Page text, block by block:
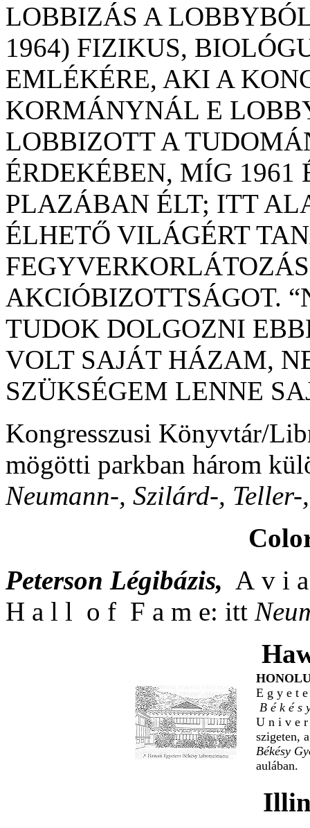
LOBBIZÁS A
1964) FIZIKUS,
EMLÉKÉRE, AKI A
KORMÁNYNÁL E
LOBBIZOTT A
ÉRDEKÉBEN, MÍG 1961
PLAZÁBAN ÉLT; ITT
ÉLHETŐ VILÁGÉRT
AKCIÓBIZOTTSÁGOT.
TUDOK DOLGOZNI
VOLT SAJÁT HÁZAM,
SZÜKSÉGEM LENNE
Kongresszusi Könyvtár/
mögötti parkban három
Neumann-, Szilárd-, Teller-
Peterson Légibázis, A v i
H a l l o f F a m e: itt
E g y e t
B é k é
U n i v e
szigeten,
Békésy
aulában.